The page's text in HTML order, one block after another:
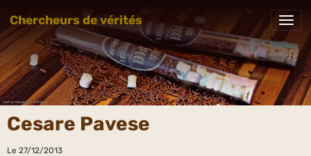
Chercheurs de vérités
Cesare Pavese
Le 27/12/2013